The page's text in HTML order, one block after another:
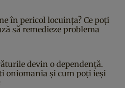
în pericol locuința? Ce poți
să remedieze problema
devin o dependență.
oniomania și cum poți ieși